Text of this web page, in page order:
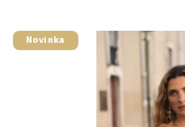
Novinka